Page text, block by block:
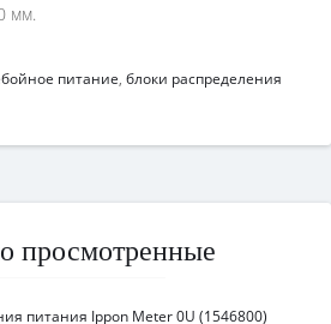
мм.
питание, блоки распределения
просмотренные